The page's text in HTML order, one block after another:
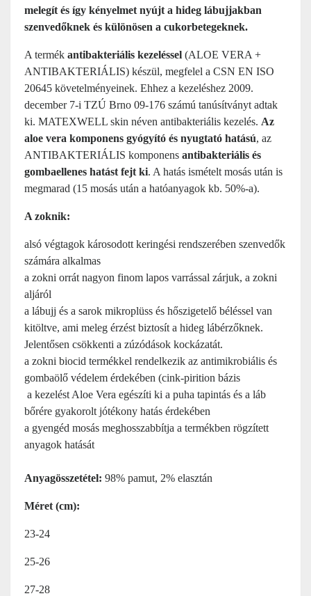
melegít és így kényelmet nyújt a hideg lábujjakban
szenvedőknek és különösen a cukorbetegeknek.
A termék antibakteriális kezeléssel (ALOE VERA +
ANTIBAKTERIÁLIS) készül, megfelel a CSN EN ISO
20645 követelményeinek. Ehhez a kezeléshez 2009.
december 7-i TZÚ Brno 09-176 számú tanúsítványt adtak
ki. MATEXWELL skin néven antibakteriális kezelés. Az
aloe vera komponens gyógyító és nyugtató hatású, az
ANTIBAKTERIÁLIS komponens antibakteriális és
gombaellenes hatást fejt ki. A hatás ismételt mosás után is
megmarad (15 mosás után a hatóanyagok kb. 50%-a).
A zoknik:
alsó végtagok károsodott keringési rendszerében szenvedők
számára alkalmas
a zokni orrát nagyon finom lapos varrással zárjuk, a zokni
aljáról
a lábujj és a sarok mikroplüss és hőszigetelő béléssel van
kitöltve, ami meleg érzést biztosít a hideg lábérzőknek.
Jelentősen csökkenti a zúzódások kockázatát.
a zokni biocid termékkel rendelkezik az antimikrobiális és
gombaölő védelem érdekében (cink-pirition bázis
a kezelést Aloe Vera egészíti ki a puha tapintás és a láb
bőrére gyakorolt ​​jótékony hatás érdekében
a gyengéd mosás meghosszabbítja a termékben rögzített
anyagok hatását
Anyagösszetétel: 98% pamut, 2% elasztán
Méret (cm):
23-24
25-26
27-28